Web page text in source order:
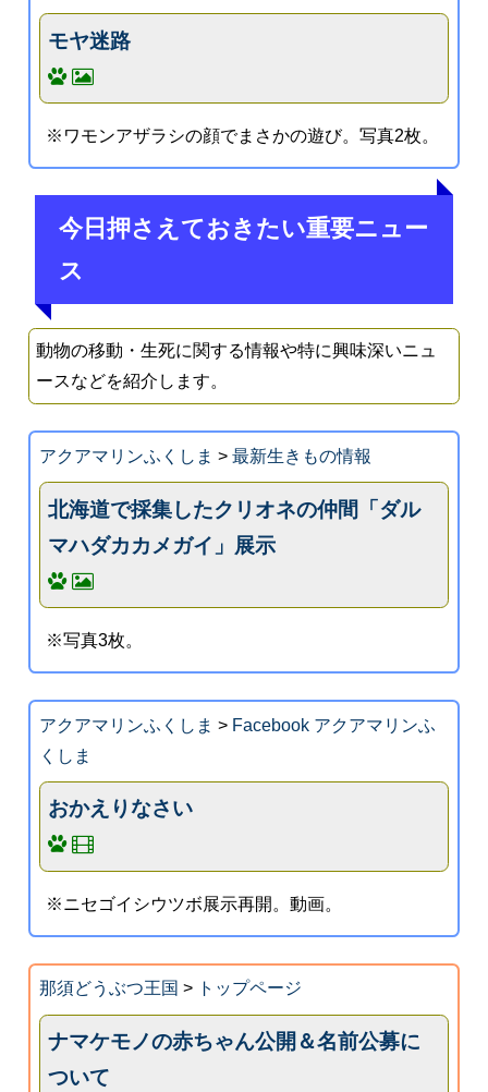
モヤ迷路
※ワモンアザラシの顔でまさかの遊び。写真2枚。
今日押さえておきたい重要ニュー
ス
動物の移動・生死に関する情報や特に興味深いニュ
ースなどを紹介します。
アクアマリンふくしま > 最新生きもの情報
北海道で採集したクリオネの仲間「ダル
マハダカカメガイ」展示
※写真3枚。
アクアマリンふくしま > Facebook アクアマリンふ
くしま
おかえりなさい
※ニセゴイシウツボ展示再開。動画。
那須どうぶつ王国 > トップページ
ナマケモノの赤ちゃん公開＆名前公募に
ついて